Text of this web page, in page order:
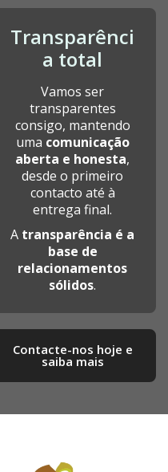
Transparênci
a total
Vamos ser
transparentes
consigo, mantendo
uma comunicação
aberta e honesta,
desde o primeiro
contacto até à
entrega final.
A transparência é a
base de
relacionamentos
sólidos.
Contacte-nos hoje e
saiba mais​